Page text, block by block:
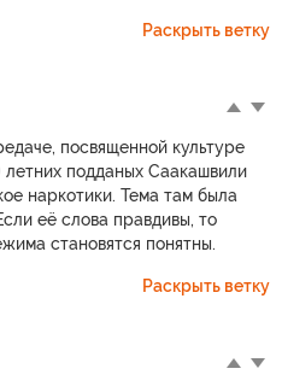
Раскрыть ветку
посвященной культуре
подданых Саакашвили
наркотики. Тема там была
её слова правдивы, то
становятся понятны.
Раскрыть ветку